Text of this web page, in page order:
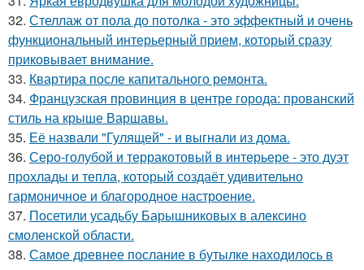
32. Стеллаж от пола до потолка - это эффектный и очень
функциональный интерьерный прием, который сразу
приковывает внимание.
33. Квартира после капитального ремонта.
34. Французская провинция в центре города: прованский
стиль на крыше Варшавы.
35. Её назвали "Гулящей" - и выгнали из дома.
36. Серо-голубой и терракотовый в интерьере - это дуэт
прохлады и тепла, который создаёт удивительно
гармоничное и благородное настроение.
37. Посетили усадьбу Барышниковых в алексино
смоленской области.
38. Самое древнее послание в бутылке находилось в